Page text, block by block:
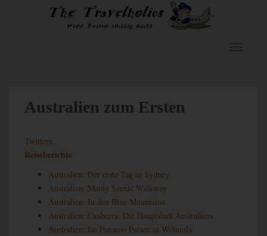
Australien zum Ersten
Twittern
Reiseberichte
Australien: Der erste Tag in Sydney
Australien: Manly Scenic Walkway
Australien: In den Blue Mountains
Australien: Canberra: Die Hauptstadt Australiens
Australien: Im Potoroo Palace in Wolumla